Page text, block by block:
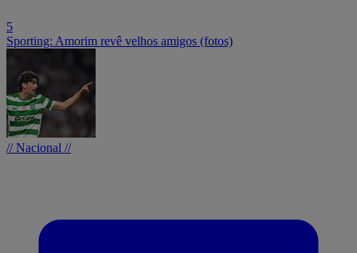
5
Sporting: Amorim revê velhos amigos (fotos)
// Nacional //